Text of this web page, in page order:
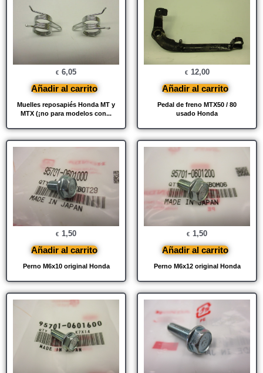
Muelles reposapiés Honda MT y
MTX (¡no para modelos con...
€ 6,05
Añadir al carrito
Pedal de freno MTX50 / 80
usado Honda
€ 12,00
Añadir al carrito
Perno M6x10 original Honda
€ 1,50
Añadir al carrito
Perno M6x12 original Honda
€ 1,50
Añadir al carrito